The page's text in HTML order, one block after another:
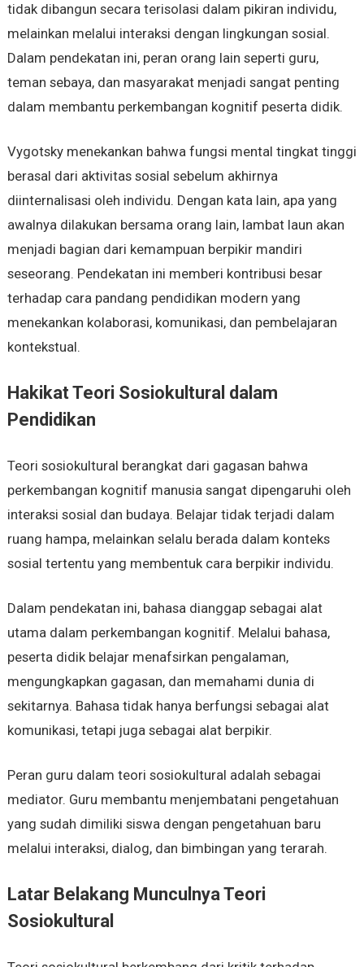
tidak dibangun secara terisolasi dalam pikiran individu,
melainkan melalui interaksi dengan lingkungan sosial.
Dalam pendekatan ini, peran orang lain seperti guru,
teman sebaya, dan masyarakat menjadi sangat penting
dalam membantu perkembangan kognitif peserta didik.
Vygotsky menekankan bahwa fungsi mental tingkat tinggi
berasal dari aktivitas sosial sebelum akhirnya
diinternalisasi oleh individu. Dengan kata lain, apa yang
awalnya dilakukan bersama orang lain, lambat laun akan
menjadi bagian dari kemampuan berpikir mandiri
seseorang. Pendekatan ini memberi kontribusi besar
terhadap cara pandang pendidikan modern yang
menekankan kolaborasi, komunikasi, dan pembelajaran
kontekstual.
Hakikat Teori Sosiokultural dalam
Pendidikan
Teori sosiokultural berangkat dari gagasan bahwa
perkembangan kognitif manusia sangat dipengaruhi oleh
interaksi sosial dan budaya. Belajar tidak terjadi dalam
ruang hampa, melainkan selalu berada dalam konteks
sosial tertentu yang membentuk cara berpikir individu.
Dalam pendekatan ini, bahasa dianggap sebagai alat
utama dalam perkembangan kognitif. Melalui bahasa,
peserta didik belajar menafsirkan pengalaman,
mengungkapkan gagasan, dan memahami dunia di
sekitarnya. Bahasa tidak hanya berfungsi sebagai alat
komunikasi, tetapi juga sebagai alat berpikir.
Peran guru dalam teori sosiokultural adalah sebagai
mediator. Guru membantu menjembatani pengetahuan
yang sudah dimiliki siswa dengan pengetahuan baru
melalui interaksi, dialog, dan bimbingan yang terarah.
Latar Belakang Munculnya Teori
Sosiokultural